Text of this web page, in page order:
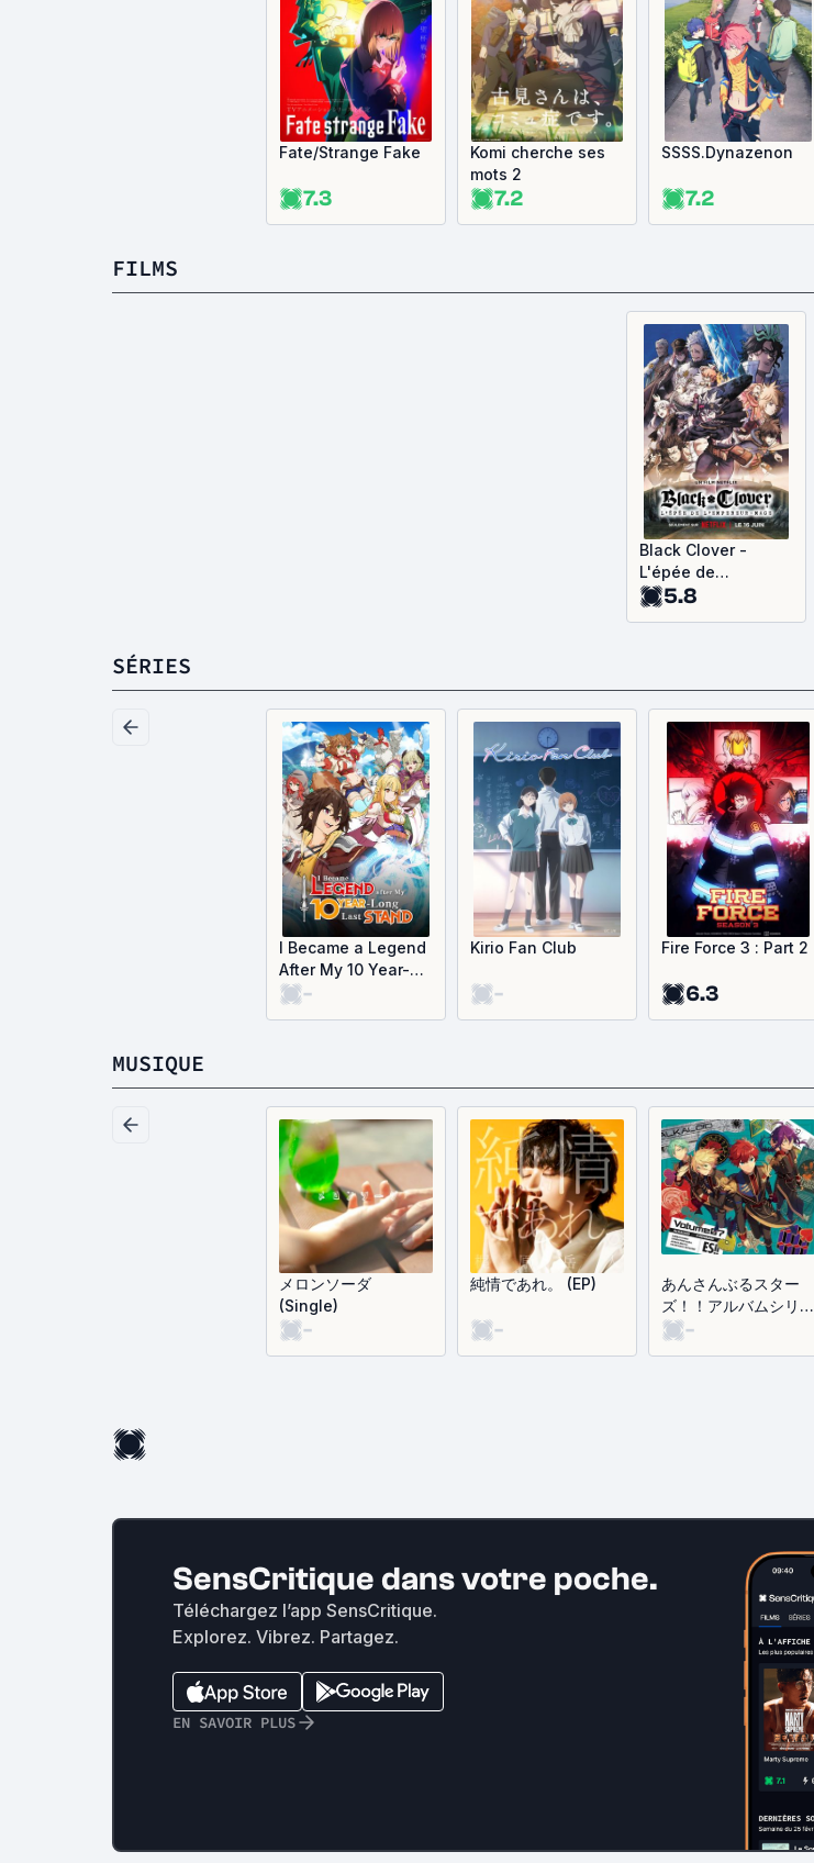
Fate/Strange Fake
7.3
Komi cherche ses
mots 2
7.2
SSSS.Dynazenon
7.2
FILMS
Black Clover -
L'épée de
l'Empereur-Mage
5.8
SÉRIES
I Became a Legend
After My 10 Year-
Long Last Stand
-
Kirio Fan Club
-
Fire Force 3 : Part 2
6.3
MUSIQUE
メロンソーダ
(Single)
-
純情であれ。 (EP)
-
あんさんぶるスター
ズ！！アルバムシリー
ズ 『TRIP』
-
SensCritique dans votre poche.
Téléchargez l’app SensCritique.
Explorez. Vibrez. Partagez.
EN SAVOIR PLUS